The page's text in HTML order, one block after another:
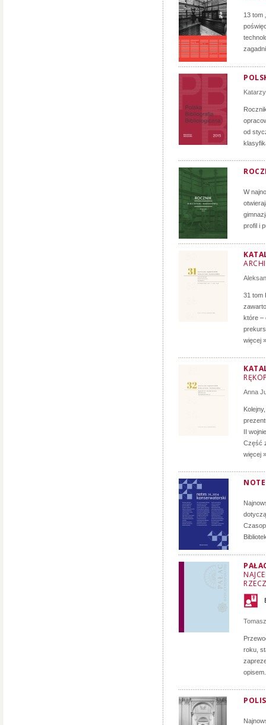
13 tom
od
W
profil i
31 tom
które –
więcej »
Anna
II
Część
więcej »
roku,